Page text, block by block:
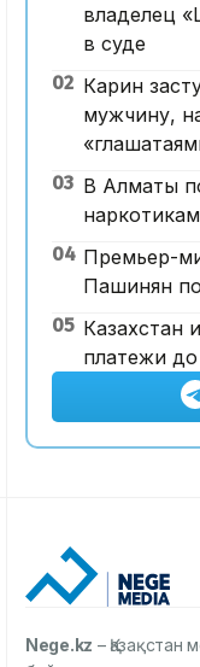
владелец
в суде
02 Карин
мужчину,
03 В Алматы
04 Премьер-
Пашинян
05 Казахстан
платежи
Nege.kz –